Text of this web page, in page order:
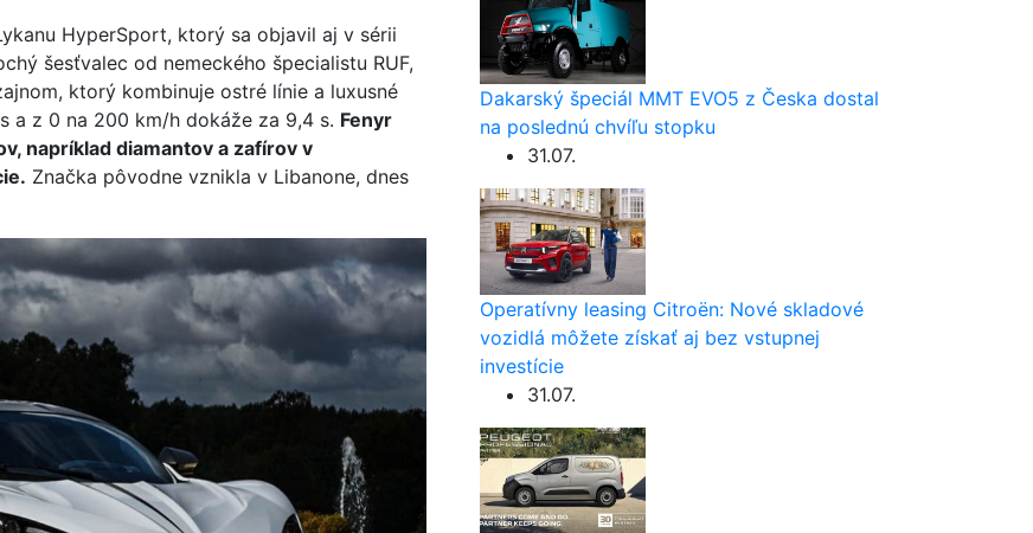
HyperSport, ktorý sa objavil aj v sérii
šesťvalec od nemeckého špecialistu RUF,
ktorý kombinuje ostré línie a luxusné
a z 0 na 200 km/h dokáže za 9,4 s. Fenyr
napríklad diamantov a zafírov v
Značka pôvodne vznikla v Libanone, dnes
Dakarský špeciál MMT EVO5 z Česka dostal
na poslednú chvíľu stopku
31.07.
Operatívny leasing Citroën: Nové skladové
vozidlá môžete získať aj bez vstupnej
investície
31.07.